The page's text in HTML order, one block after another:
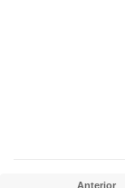
Anterior